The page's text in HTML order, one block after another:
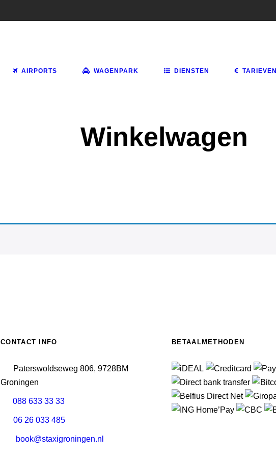
AIRPORTS WAGENPARK DIENSTEN TARIEVEN
Winkelwagen
CONTACT INFO
Paterswoldseweg 806, 9728BM
Groningen
088 633 33 33
06 26 033 485
book@staxigroningen.nl
BETAALMETHODEN